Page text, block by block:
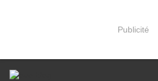
Publicité